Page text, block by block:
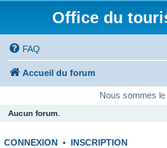
Office du
FAQ
Accueil du forum
Nous sommes
Aucun forum.
CONNEXION • INSCRIPTION